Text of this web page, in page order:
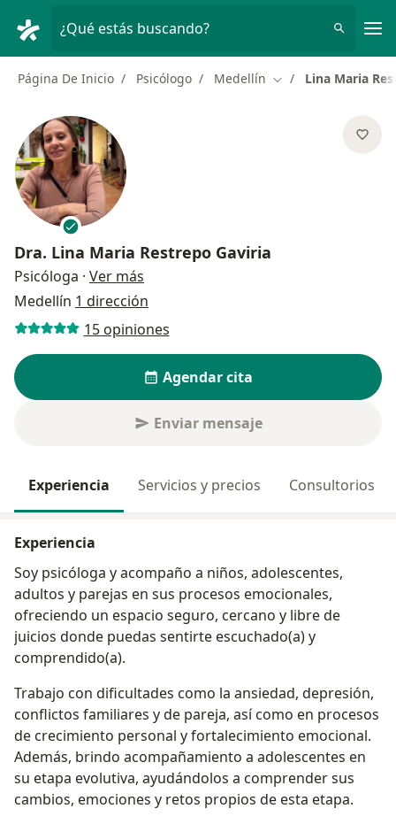
¿Qué estás buscando?
Página De Inicio Psicólogo Medellín Cambiar de ciudad
Lina Maria
Dra. Lina Maria Restrepo Gaviria
Psicóloga · Ver más
Medellín 1 dirección
15 opiniones
Agendar cita
Enviar mensaje
Experiencia Servicios y precios Consultorios
Experiencia
Soy psicóloga y acompaño a niños, adolescentes,
adultos y parejas en sus procesos emocionales,
ofreciendo un espacio seguro, cercano y libre de
juicios donde puedas sentirte escuchado(a) y
comprendido(a).
Trabajo con dificultades como la ansiedad, depresión,
conflictos familiares y de pareja, así como en procesos
de crecimiento personal y fortalecimiento emocional.
Además, brindo acompañamiento a adolescentes en
su etapa evolutiva, ayudándolos a comprender sus
cambios, emociones y retos propios de esta etapa.